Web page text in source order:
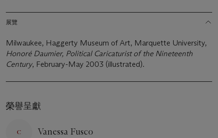
展覽
Milwaukee, Haggerty Museum of Art, Marquette University,
Honoré Daumier, Political Caricaturist of the Nineteenth
Century, February-May 2003 (illustrated).
榮譽呈獻
Vanessa Fusco